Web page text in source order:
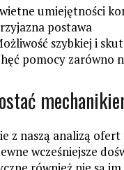
umiejętności
postawa
szybkiej i
pomocy zarówno
z naszą analizą
wcześniejsze